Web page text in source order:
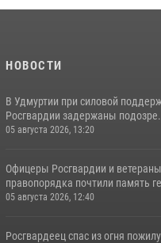
НОВОСТИ
В Удмуртии при силовой
Росгвардии задержаны
05 августа 2026, 13:20
Офицеры Росгвардии и
правопорядка почтили память
05 августа 2026, 12:40
Росгвардеец спас из огня